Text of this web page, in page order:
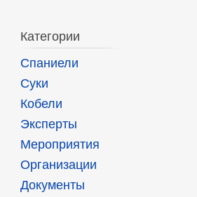
Категории
Спаниели
Суки
Кобели
Эксперты
Мероприятия
Организации
Документы